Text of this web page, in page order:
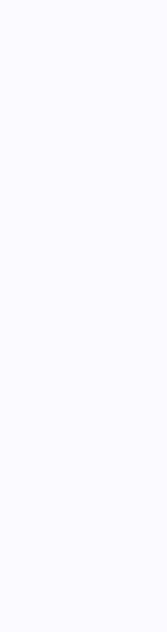
untuk kalangan